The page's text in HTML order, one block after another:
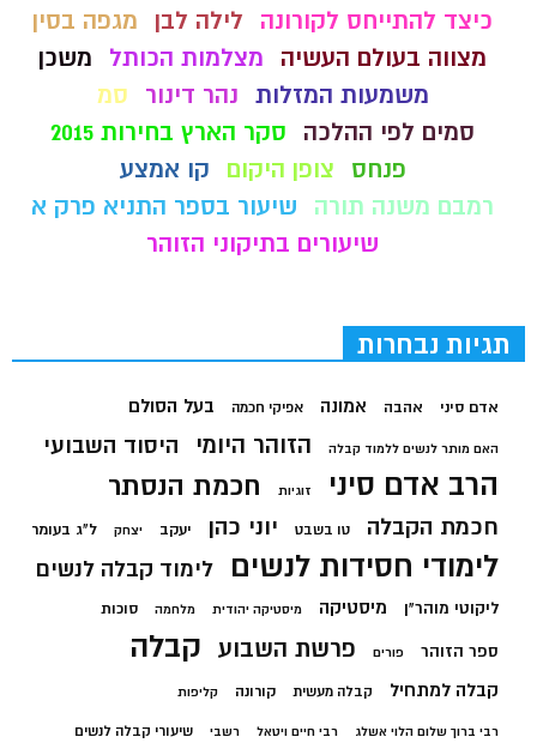
כיצד להתייחס לקורונה
לילה לבן
מגפה בסין
מצווה בעולם העשיה
מצלמות הכותל
משכן
משמעות המזלות נהר דינור
סמ
סמים לפי ההלכה
סקר הארץ בחירות 2015
פנחס
צופן היקום
קו אמצע
רמבם משנה תורה
שיעור בספר התניא פרק א
שיעורים בתיקוני הזוהר
תגיות נבחרות
אדם סיני אהבה אמונה אפיקי חכמה בעל הסולם
האם מותר לנשים ללמוד קבלה הזוהר היומי היסוד השבועי
הרב אדם סיני זוגיות חכמת הנסתר
חכמת הקבלה טו בשבט יוני כהן יעקב יצחק ל"ג בעומר
לימודי חסידות לנשים לימוד קבלה לנשים
ליקוטי מוהר"ן מיסטיקה מיסטיקה יהודית מלחמה סוכות
ספר הזוהר פורים פרשת השבוע קבלה
קבלה למתחיל קבלה מעשית קורונה קליפות
רבי ברוך שלום הלוי אשלג רבי חיים ויטאל רשבי שיעורי קבלה לנשים